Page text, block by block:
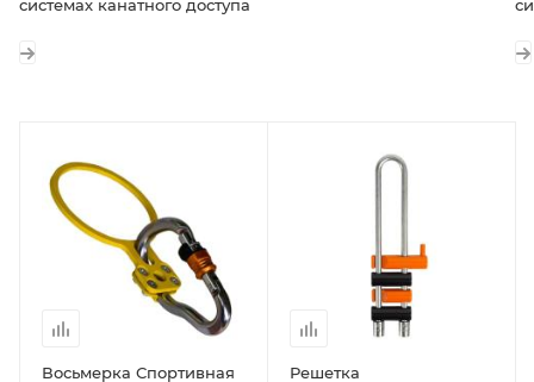
системах канатного доступа
Восьмерка Спортивная
Решетка